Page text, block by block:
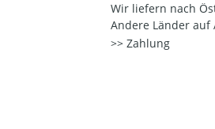
Wir liefern nach
Andere Länder auf
Zahlung